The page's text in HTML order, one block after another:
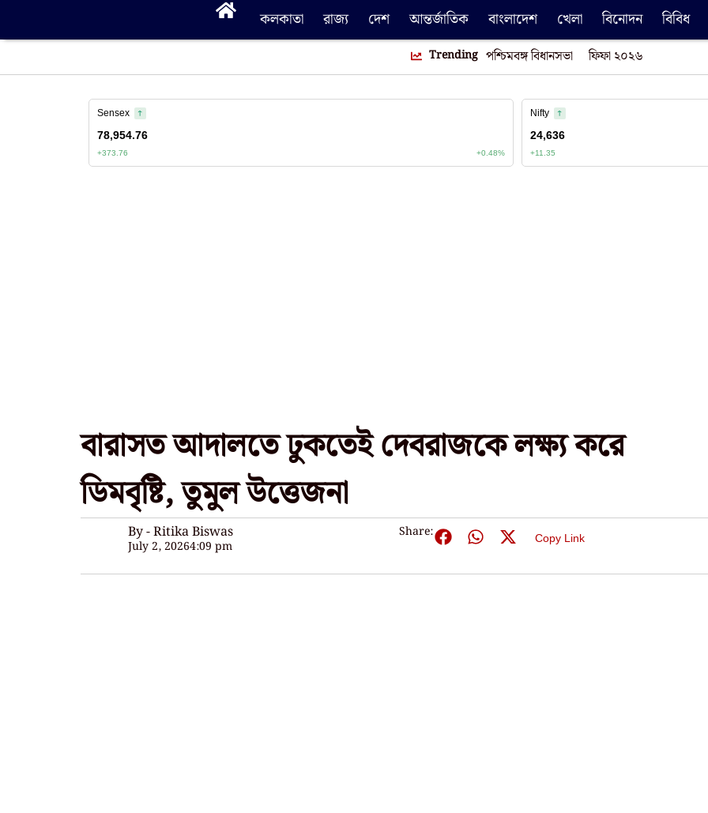
কলকাতা রাজ্য দেশ আন্তর্জাতিক বাংলাদেশ খেলা বিনোদন বিবিধ
Trending পশ্চিমবঙ্গ বিধানসভা ফিফা ২০২৬
বারাসত আদালতে ঢুকতেই দেবরাজকে লক্ষ্য করে
ডিমবৃষ্টি, তুমুল উত্তেজনা
By - Ritika Biswas
July 2, 20264:09 pm
Share: Copy Link